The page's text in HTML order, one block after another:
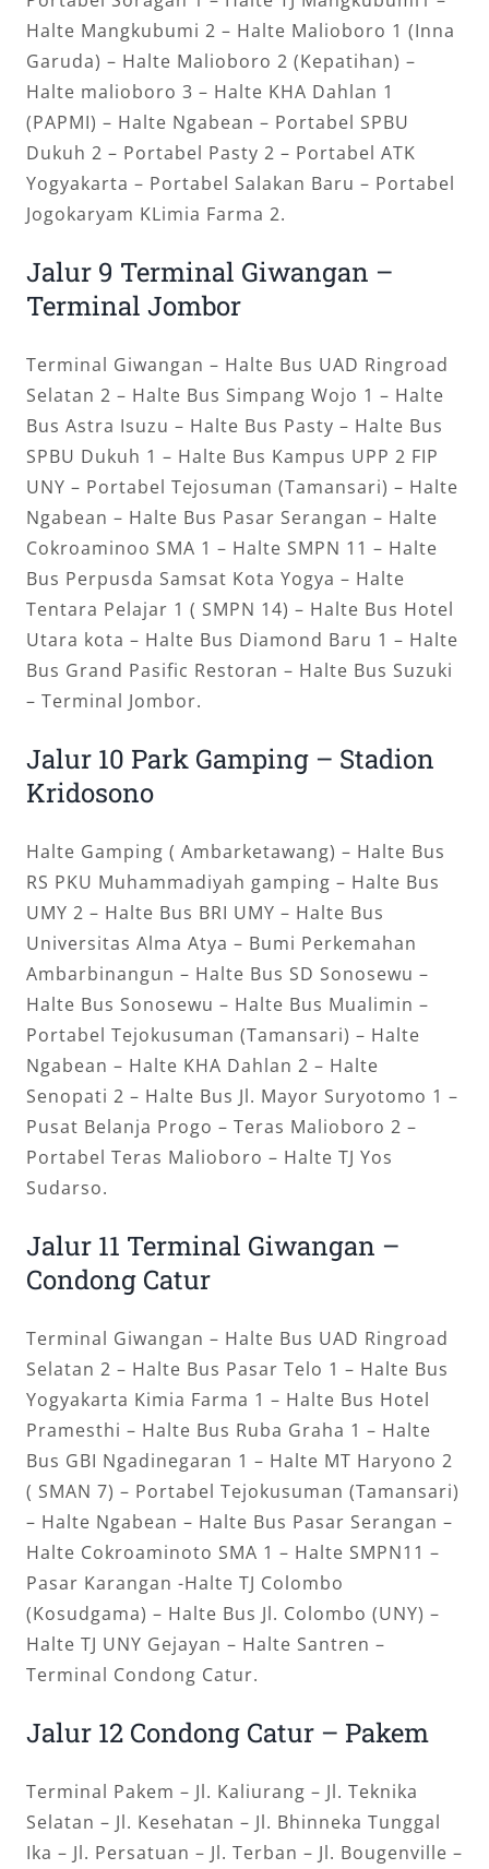
Halte Mangkubumi 2 – Halte Malioboro 1 (Inna
Garuda) – Halte Malioboro 2 (Kepatihan) –
Halte malioboro 3 – Halte KHA Dahlan 1
(PAPMI) – Halte Ngabean – Portabel SPBU
Dukuh 2 – Portabel Pasty 2 – Portabel ATK
Yogyakarta – Portabel Salakan Baru – Portabel
Jogokaryam KLimia Farma 2.
Jalur 9 Terminal Giwangan –
Terminal Jombor
Terminal Giwangan – Halte Bus UAD Ringroad
Selatan 2 – Halte Bus Simpang Wojo 1 – Halte
Bus Astra Isuzu – Halte Bus Pasty – Halte Bus
SPBU Dukuh 1 – Halte Bus Kampus UPP 2 FIP
UNY – Portabel Tejosuman (Tamansari) – Halte
Ngabean – Halte Bus Pasar Serangan – Halte
Cokroaminoo SMA 1 – Halte SMPN 11 – Halte
Bus Perpusda Samsat Kota Yogya – Halte
Tentara Pelajar 1 ( SMPN 14) – Halte Bus Hotel
Utara kota – Halte Bus Diamond Baru 1 – Halte
Bus Grand Pasific Restoran – Halte Bus Suzuki
– Terminal Jombor.
Jalur 10 Park Gamping – Stadion
Kridosono
Halte Gamping ( Ambarketawang) – Halte Bus
RS PKU Muhammadiyah gamping – Halte Bus
UMY 2 – Halte Bus BRI UMY – Halte Bus
Universitas Alma Atya – Bumi Perkemahan
Ambarbinangun – Halte Bus SD Sonosewu –
Halte Bus Sonosewu – Halte Bus Mualimin –
Portabel Tejokusuman (Tamansari) – Halte
Ngabean – Halte KHA Dahlan 2 – Halte
Senopati 2 – Halte Bus Jl. Mayor Suryotomo 1 –
Pusat Belanja Progo – Teras Malioboro 2 –
Portabel Teras Malioboro – Halte TJ Yos
Sudarso.
Jalur 11 Terminal Giwangan –
Condong Catur
Terminal Giwangan – Halte Bus UAD Ringroad
Selatan 2 – Halte Bus Pasar Telo 1 – Halte Bus
Yogyakarta Kimia Farma 1 – Halte Bus Hotel
Pramesthi – Halte Bus Ruba Graha 1 – Halte
Bus GBI Ngadinegaran 1 – Halte MT Haryono 2
( SMAN 7) – Portabel Tejokusuman (Tamansari)
– Halte Ngabean – Halte Bus Pasar Serangan –
Halte Cokroaminoto SMA 1 – Halte SMPN11 –
Pasar Karangan -Halte TJ Colombo
(Kosudgama) – Halte Bus Jl. Colombo (UNY) –
Halte TJ UNY Gejayan – Halte Santren –
Terminal Condong Catur.
Jalur 12 Condong Catur – Pakem
Terminal Pakem – Jl. Kaliurang – Jl. Teknika
Selatan – Jl. Kesehatan – Jl. Bhinneka Tunggal
Ika – Jl. Persatuan – Jl. Terban – Jl. Bougenville –